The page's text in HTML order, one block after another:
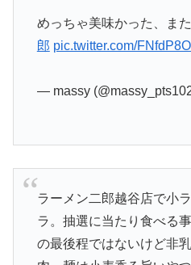
郎 pic.twitter.com/
— massy
ラーメン二郎越谷店で小
ラ。抽選に当たり食べる
の最後程ではないけど非